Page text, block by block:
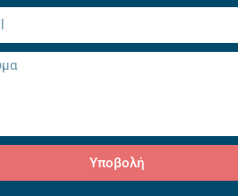
Υποβολή